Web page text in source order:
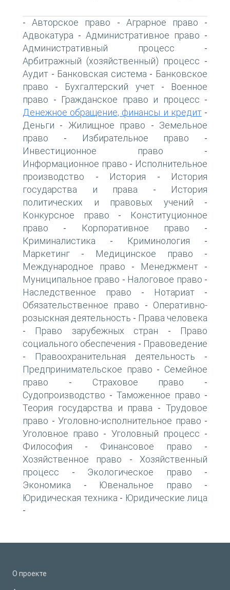
-Авторское право - Аграрное право -
Адвокатура - Административное право -
Административный процесс -
Арбитражный (хозяйственный) процесс -
Аудит - Банковская система - Банковское
право - Бухгалтерский учет-
Военное
право - Гражданское право и процесс -
Денежное обращение, финансы и кредит-
Деньги - Жилищное право - Земельное
право - Избирательное право -
Инвестиционное право -
Информационное право - Исполнительное
производство - История -
История
государства и права -
История
политических и правовых учений -
Конкурсное право -
Конституционное
право - Корпоративное право -
Криминалистика - Криминология -
Маркетинг - Медицинское право -
Международное право - Менеджмент -
Муниципальное право - Налоговое право -
Наследственное право - Нотариат -
Обязательственное право - Оперативно-
розыскная деятельность - Права человека
- Право зарубежных стран -
Право
социального обеспечения - Правоведение
- Правоохранительная деятельность -
Предпринимательское право - Семейное
право - Страховое право -
Судопроизводство - Таможенное право -
Теория государства и права - Трудовое
право - Уголовно-исполнительное право -
Уголовное право - Уголовный процесс -
Философия - Финансовое право -
Хозяйственное право -Хозяйственный
процесс - Экологическое право -
Экономика - Ювенальное право -
Юридическая техника - Юридические лица
-
О проекте